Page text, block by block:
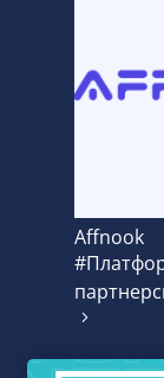
Affnook